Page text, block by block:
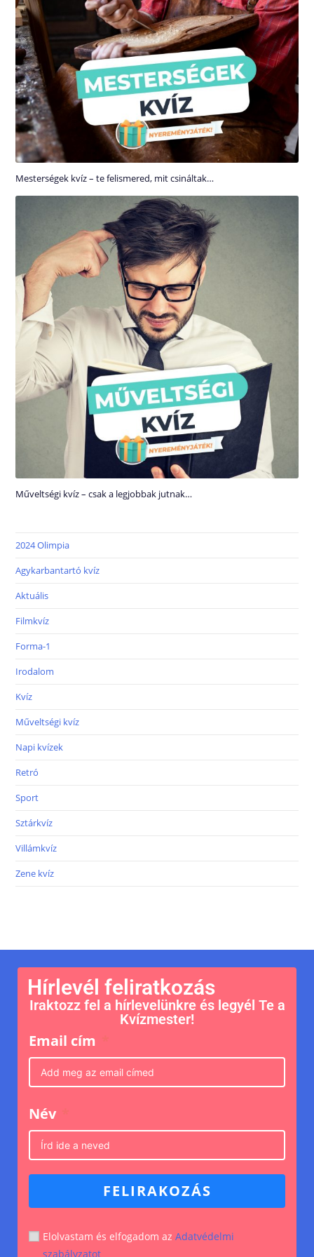
Mesterségek kvíz – te felismered, mit csináltak…
Műveltségi kvíz – csak a legjobbak jutnak…
2024 Olimpia
Agykarbantartó kvíz
Aktuális
Filmkvíz
Forma-1
Irodalom
Kvíz
Műveltségi kvíz
Napi kvízek
Retró
Sport
Sztárkvíz
Villámkvíz
Zene kvíz
Hírlevél feliratkozás
Iraktozz fel a hírlevelünkre és legyél Te a
Kvízmester!
Email cím
Név
FELIRAKOZÁS
Elolvastam és elfogadom az Adatvédelmi
szabályzatot